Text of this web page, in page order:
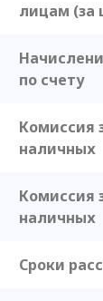
лицам (за
по счету
Комиссия
наличных
Комиссия
наличных
Сроки